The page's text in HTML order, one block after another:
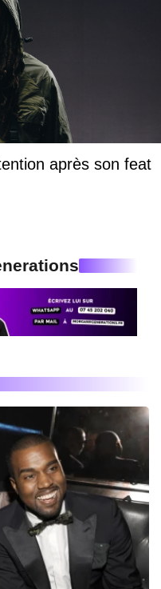
après son feat